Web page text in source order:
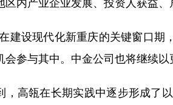
建设现代化新重庆的关键窗口期
参与其中。中金公司也将继续以
，高瓴在长期实践中逐步形成了